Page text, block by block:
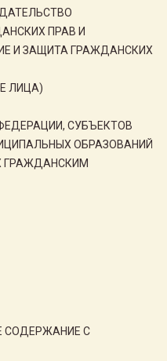
ПРАВ И
И ЗАЩИТА ГРАЖДАНСКИХ
ЛИЦА)
СУБЪЕКТОВ
ОБРАЗОВАНИЙ
ГРАЖДАНСКИМ
СОДЕРЖАНИЕ С